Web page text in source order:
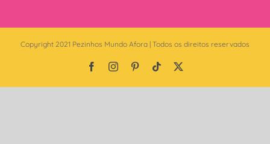
Copyright 2021 Pezinhos Mundo Afora | Todos os direitos reservados
FacebookInstagramPinterestTiktok